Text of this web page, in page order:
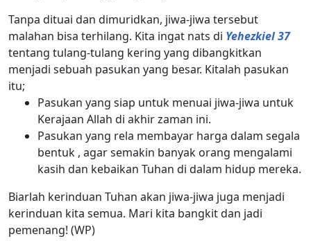
Tanpa dituai dan dimuridkan, jiwa-jiwa tersebut
malahan bisa terhilang. Kita ingat nats di Yehezkiel 37
tentang tulang-tulang kering yang dibangkitkan
menjadi sebuah pasukan yang besar. Kitalah pasukan
itu;
Pasukan yang siap untuk menuai jiwa-jiwa untuk
Kerajaan Allah di akhir zaman ini.
Pasukan yang rela membayar harga dalam segala
bentuk , agar semakin banyak orang mengalami
kasih dan kebaikan Tuhan di dalam hidup mereka.
Biarlah kerinduan Tuhan akan jiwa-jiwa juga menjadi
kerinduan kita semua. Mari kita bangkit dan jadi
pemenang! (WP)